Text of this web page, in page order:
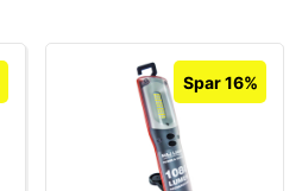
Spar 16%